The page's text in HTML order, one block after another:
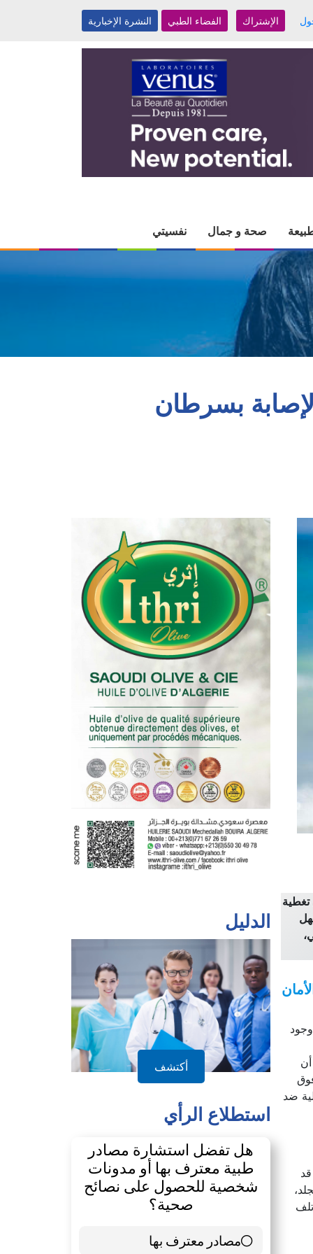
الإشتراك الفضاء الطبي النشرة الإخبارية
صحة و جمال نفسيتي
بسرطان
تغطية
ضد
الدليل
أكتشف
استطلاع الرأي
هل تفضل استشارة مصادر
طبية معترف بها أو مدونات
شخصية للحصول على نصائح
صحية؟
مصادر معترف بها
39 ( 65 % )